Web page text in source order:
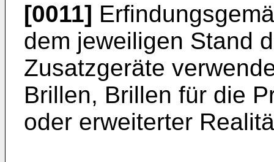
[0011]
dem jeweiligen Stand
Zusatzgeräte
Brillen, Brillen für die
oder erweiterter